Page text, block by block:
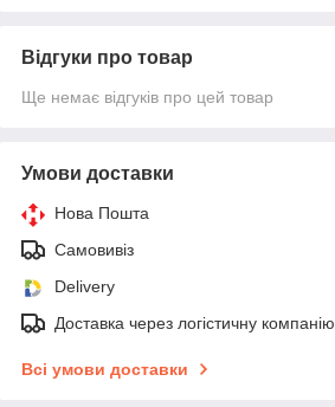
Відгуки про товар
Ще немає відгуків про цей товар
Умови доставки
Нова Пошта
Самовивіз
Delivery
Доставка через логістичну компанію
Всі умови доставки